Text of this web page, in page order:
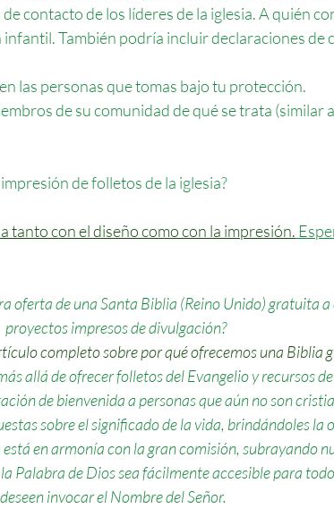
contacto de los líderes de la iglesia. A quién
También podría incluir declaraciones de
las personas que tomas bajo tu protección.
de su comunidad de qué se trata (similar
de folletos de la iglesia?
tanto con el diseño como con la impresión.
oferta de una Santa Biblia (Reino Unido) gratuita
proyectos impresos de divulgación?
completo sobre por qué ofrecemos una Biblia
allá de ofrecer folletos del Evangelio y recursos
de bienvenida a personas que aún no son
sobre el significado de la vida, brindándoles la
en armonía con la gran comisión, subrayando
Palabra de Dios sea fácilmente accesible para
deseen invocar el Nombre del Señor.